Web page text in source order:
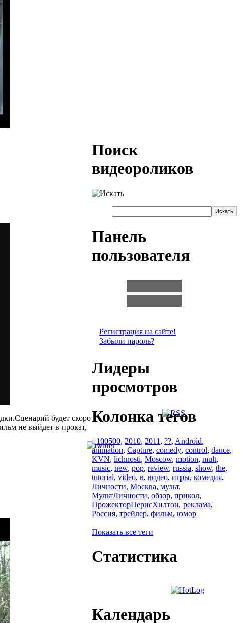
будет скоро
не выйдет в прокат,
Поиск
видеороликов
Панель
пользователя
Регистрация на сайте!
Забыли пароль?
Лидеры
просмотров
Колонка тегов
+100500, 2010, 2011 , ??, Android,
animation, Capture, comedy, control, dance,
KVN, lichnosti, Moscow, motion, mult,
music, new, pop, review, russia, show, the,
tutorial, video, в, видео, игры, комедия,
Личности, Москва, мульт,
МультЛичности, обзор, прикол,
ПрожекторПерисХилтон, реклама,
Россия, трейлер, фильм, юмор
Показать все теги
Статистика
Календарь